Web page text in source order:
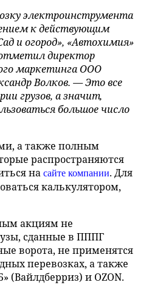
электроинструмента
к действующим
и огород», «Автохимия»
директор
маркетинга ООО
Волков. — Это все
грузов, а значит,
большое число
а также полным
распространяются
на сайте компании. Для
калькулятором,
акциям не
сданные в ПППГ
ворота, не применятся
перевозках, а также
(Вайлдберриз) и OZON.